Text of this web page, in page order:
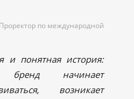
Проректор по международной
и понятная история:
бренд начинает
возникает